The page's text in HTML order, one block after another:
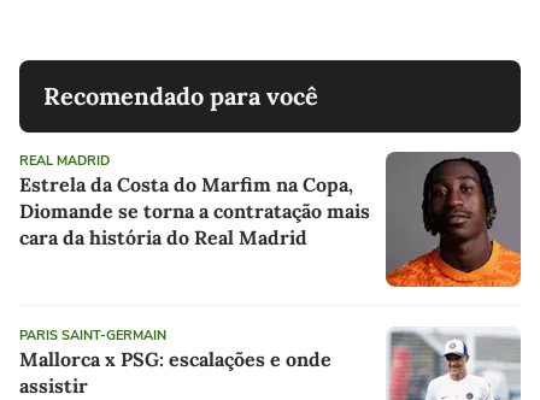
Recomendado para você
REAL MADRID
Estrela da Costa do Marfim na Copa,
Diomande se torna a contratação mais
cara da história do Real Madrid
PARIS SAINT-GERMAIN
Mallorca x PSG: escalações e onde
assistir